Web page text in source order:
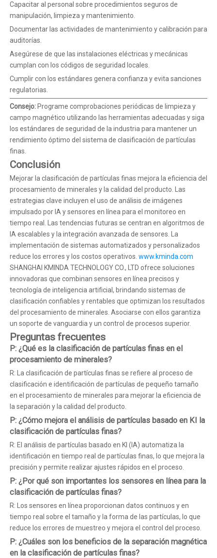
Capacitar al personal sobre procedimientos seguros de
manipulación, limpieza y mantenimiento.
Documentar las actividades de mantenimiento y calibración para
auditorías.
Asegúrese de que las instalaciones eléctricas y mecánicas
cumplan con los códigos de seguridad locales.
Cumplir con los estándares genera confianza y evita sanciones
regulatorias.
Consejo: Programe comprobaciones periódicas de limpieza y
campo magnético utilizando las herramientas adecuadas y siga
los estándares de seguridad de la industria para mantener un
rendimiento óptimo del sistema de clasificación de partículas
finas.
Conclusión
Mejorar la clasificación de partículas finas mejora la eficiencia del
procesamiento de minerales y la calidad del producto. Las
estrategias clave incluyen el uso de análisis de imágenes
impulsado por IA y sensores en línea para el monitoreo en
tiempo real. Las tendencias futuras se centran en algoritmos de
IA escalables y la integración avanzada de sensores. La
implementación de sistemas automatizados y personalizados
reduce los errores y los costos operativos. www.kminda.com
SHANGHAI KMINDA TECHNOLOGY CO., LTD ofrece soluciones
innovadoras que combinan sensores en línea precisos y
tecnología de inteligencia artificial, brindando sistemas de
clasificación confiables y rentables que optimizan los resultados
del procesamiento de minerales. Asociarse con ellos garantiza
un soporte de vanguardia y un control de procesos superior.
Preguntas frecuentes
P: ¿Qué es la clasificación de partículas finas en el
procesamiento de minerales?
R: La clasificación de partículas finas se refiere al proceso de
clasificación e identificación de partículas de pequeño tamaño
en el procesamiento de minerales para mejorar la eficiencia de
la separación y la calidad del producto.
P: ¿Cómo mejora el análisis de partículas basado en KI la
clasificación de partículas finas?
R: El análisis de partículas basado en KI (IA) automatiza la
identificación en tiempo real de partículas finas, lo que mejora la
precisión y permite realizar ajustes rápidos en el proceso.
P: ¿Por qué son importantes los sensores en línea para la
clasificación de partículas finas?
R: Los sensores en línea proporcionan datos continuos y en
tiempo real sobre el tamaño y la forma de las partículas, lo que
reduce los errores de muestreo y mejora el control del proceso.
P: ¿Cuáles son los beneficios de la separación magnética
en la clasificación de partículas finas?